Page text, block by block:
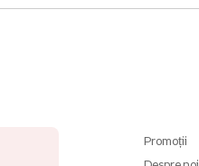
Promoții